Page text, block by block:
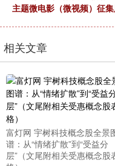
主题微电影（微视频）征
相关文章
富灯网 宇树科技概念股全景
谱：从“情绪扩散”到“受益分
层”（文尾附相关受惠概念股